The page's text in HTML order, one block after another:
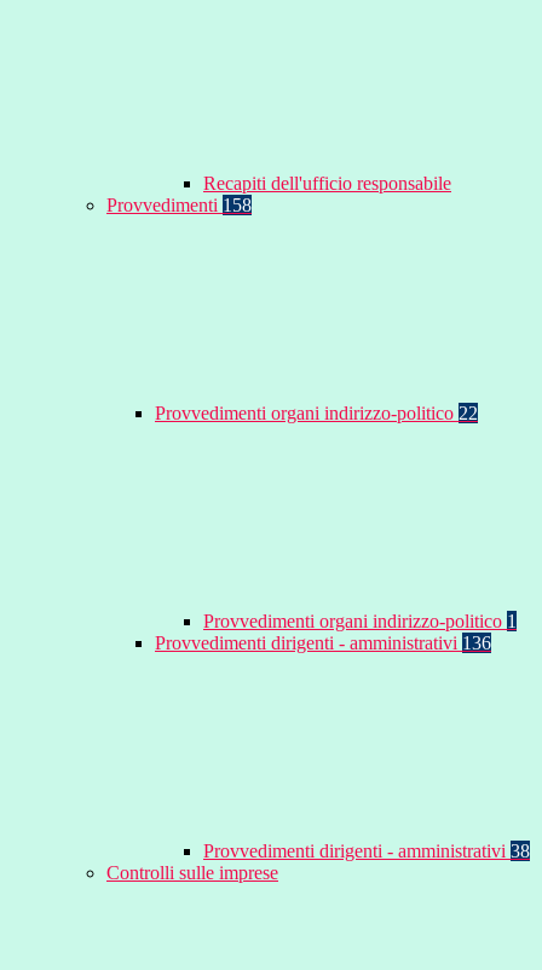
Recapiti dell'ufficio responsabile
Provvedimenti 158
Provvedimenti organi indirizzo-politico 22
Provvedimenti organi indirizzo-politico 1
Provvedimenti dirigenti - amministrativi 136
Provvedimenti dirigenti - amministrativi 38
Controlli sulle imprese